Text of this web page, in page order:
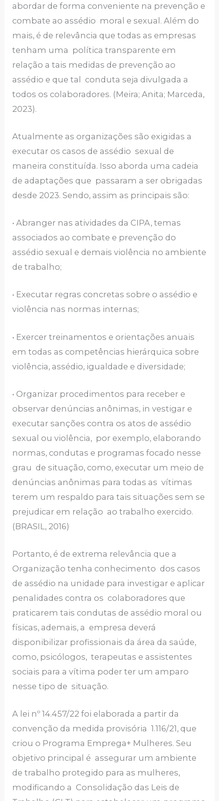
abordar de forma conveniente na prevenção e
combate ao assédio moral e sexual. Além do
mais, é de relevância que todas as empresas
tenham uma política transparente em
relação a tais medidas de prevenção ao
assédio e que tal conduta seja divulgada a
todos os colaboradores. (Meira; Anita; Marceda,
2023).
Atualmente as organizações são exigidas a
executar os casos de assédio sexual de
maneira constituída. Isso aborda uma cadeia
de adaptações que passaram a ser obrigadas
desde 2023. Sendo, assim as principais são:
• Abranger nas atividades da CIPA, temas
associados ao combate e prevenção do
assédio sexual e demais violência no ambiente
de trabalho;
• Executar regras concretas sobre o assédio e
violência nas normas internas;
• Exercer treinamentos e orientações anuais
em todas as competências hierárquica sobre
violência, assédio, igualdade e diversidade;
• Organizar procedimentos para receber e
observar denúncias anônimas, in vestigar e
executar sanções contra os atos de assédio
sexual ou violência, por exemplo, elaborando
normas, condutas e programas focado nesse
grau de situação, como, executar um meio de
denúncias anônimas para todas as vítimas
terem um respaldo para tais situações sem se
prejudicar em relação ao trabalho exercido.
(BRASIL, 2016)
Portanto, é de extrema relevância que a
Organização tenha conhecimento dos casos
de assédio na unidade para investigar e aplicar
penalidades contra os colaboradores que
praticarem tais condutas de assédio moral ou
físicas, ademais, a empresa deverá
disponibilizar profissionais da área da saúde,
como, psicólogos, terapeutas e assistentes
sociais para a vítima poder ter um amparo
nesse tipo de situação.
A lei nº 14.457/22 foi elaborada a partir da
convenção da medida provisória 1.116/21, que
criou o Programa Emprega+ Mulheres. Seu
objetivo principal é assegurar um ambiente
de trabalho protegido para as mulheres,
modificando a Consolidação das Leis de